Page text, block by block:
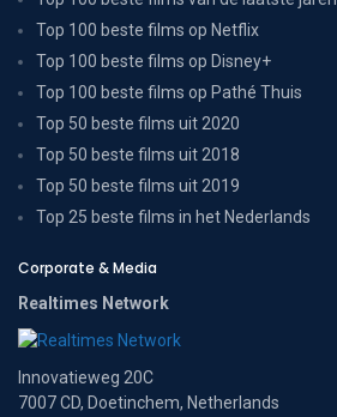
Top 100 beste films op Netflix
Top 100 beste films op Disney+
Top 100 beste films op Pathé Thuis
Top 50 beste films uit 2020
Top 50 beste films uit 2018
Top 50 beste films uit 2019
Top 25 beste films in het Nederlands
Corporate & Media
Realtimes Network
Innovatieweg 20C
7007 CD, Doetinchem, Netherlands